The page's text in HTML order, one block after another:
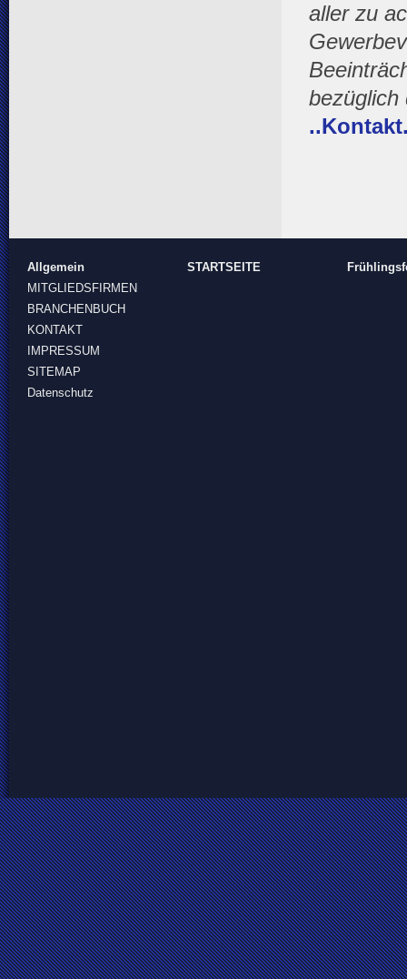
aller zu
bezüglich
Allgemein
MITGLIEDSFIRMEN
BRANCHENBUCH
KONTAKT
IMPRESSUM
SITEMAP
Datenschutz
STARTSEITE